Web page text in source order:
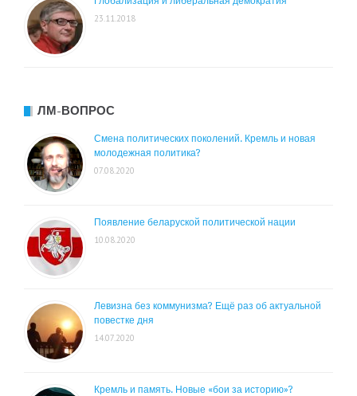
23.11.2018
ЛМ-ВОПРОС
Смена политических поколений. Кремль и новая
молодежная политика?
07.08.2020
Появление беларуской политической нации
10.08.2020
Левизна без коммунизма? Ещё раз об актуальной
повестке дня
14.07.2020
Кремль и память. Новые «бои за историю»?